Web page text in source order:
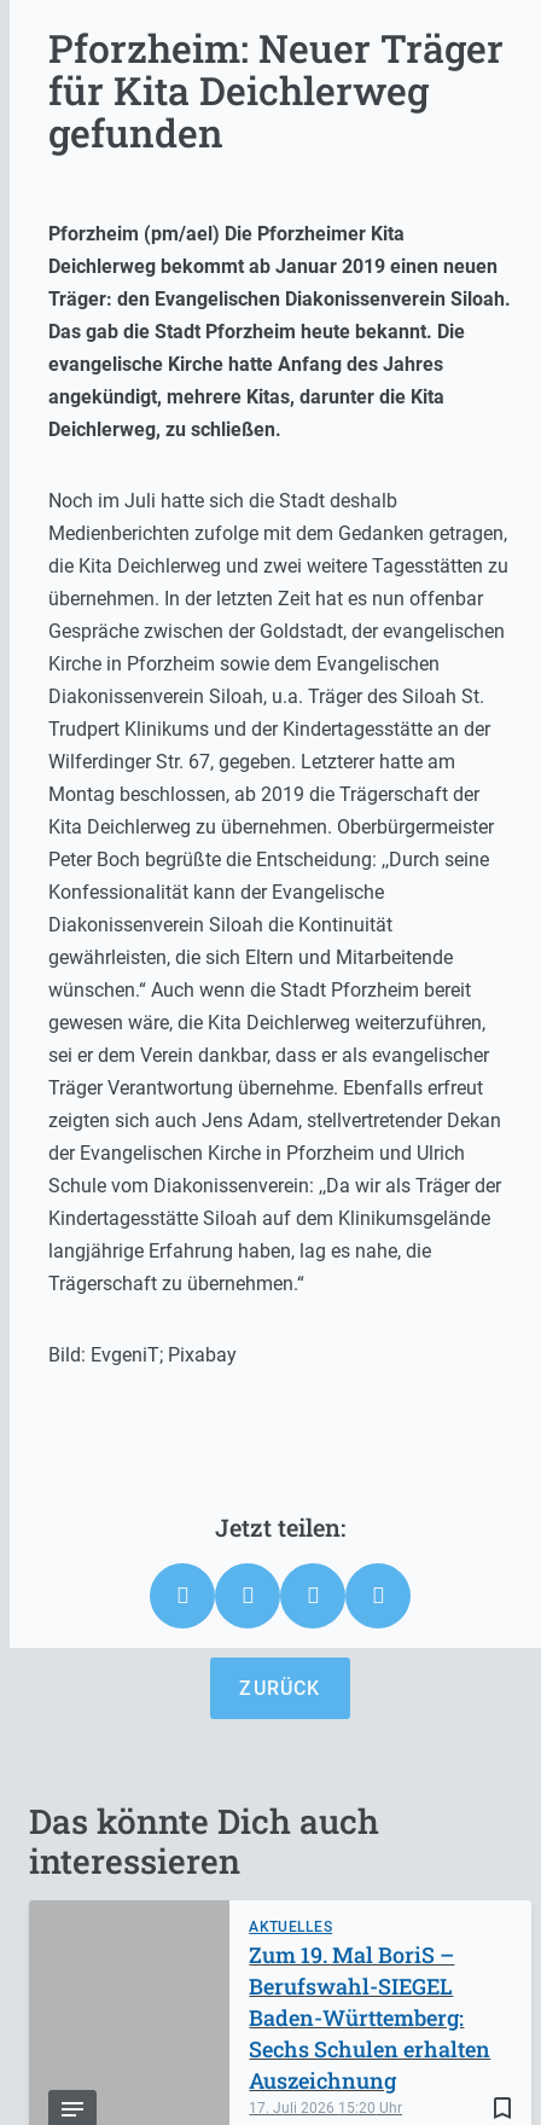
Pforzheim: Neuer Träger
für Kita Deichlerweg
gefunden
Pforzheim (pm/ael) Die Pforzheimer Kita
Deichlerweg bekommt ab Januar 2019 einen neuen
Träger: den Evangelischen Diakonissenverein Siloah.
Das gab die Stadt Pforzheim heute bekannt. Die
evangelische Kirche hatte Anfang des Jahres
angekündigt, mehrere Kitas, darunter die Kita
Deichlerweg, zu schließen.
Noch im Juli hatte sich die Stadt deshalb
Medienberichten zufolge mit dem Gedanken getragen,
die Kita Deichlerweg und zwei weitere Tagesstätten zu
übernehmen. In der letzten Zeit hat es nun offenbar
Gespräche zwischen der Goldstadt, der evangelischen
Kirche in Pforzheim sowie dem Evangelischen
Diakonissenverein Siloah, u.a. Träger des Siloah St.
Trudpert Klinikums und der Kindertagesstätte an der
Wilferdinger Str. 67, gegeben. Letzterer hatte am
Montag beschlossen, ab 2019 die Trägerschaft der
Kita Deichlerweg zu übernehmen. Oberbürgermeister
Peter Boch begrüßte die Entscheidung: ,,Durch seine
Konfessionalität kann der Evangelische
Diakonissenverein Siloah die Kontinuität
gewährleisten, die sich Eltern und Mitarbeitende
wünschen.“ Auch wenn die Stadt Pforzheim bereit
gewesen wäre, die Kita Deichlerweg weiterzuführen,
sei er dem Verein dankbar, dass er als evangelischer
Träger Verantwortung übernehme. Ebenfalls erfreut
zeigten sich auch Jens Adam, stellvertretender Dekan
der Evangelischen Kirche in Pforzheim und Ulrich
Schule vom Diakonissenverein: ,,Da wir als Träger der
Kindertagesstätte Siloah auf dem Klinikumsgelände
langjährige Erfahrung haben, lag es nahe, die
Trägerschaft zu übernehmen.“
Bild: EvgeniT; Pixabay
ZURÜCK
Das könnte Dich auch
interessieren
AKTUELLES
bookmark_border
17. Juli 2026 15:20
Zum 19. Mal BoriS –
Berufswahl-SIEGEL
Baden-Württemberg:
Sechs Schulen erhalten
Auszeichnung